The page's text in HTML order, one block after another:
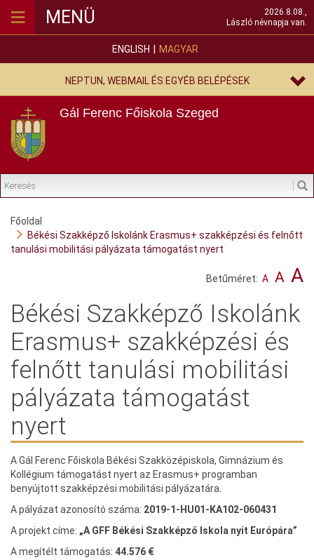
ENGLISH MAGYAR
NEPTUN, WEBMAIL ÉS EGYÉB BELÉPÉSEK
Gál Ferenc Főiskola Szeged
≡ MENÜ
2026.8.08.,
László névnapja van.
Főoldal
Békési Szakképző Iskolánk Erasmus+ szakképzési és felnőtt
tanulási mobilitási pályázata támogatást nyert
Betűméret: A A A
Békési Szakképző Iskolánk
Erasmus+ szakképzési és
felnőtt tanulási mobilitási
pályázata támogatást
nyert
A Gál Ferenc Főiskola Békési Szakközépiskola, Gimnázium és
Kollégium támogatást nyert az Erasmus+ programban
benyújtott szakképzési mobilitási pályázatára.
A pályázat azonosító száma: 2019-1-HU01-KA102-060431
A projekt címe: „A GFF Békési Szakképző Iskola nyit Európára”
A megítélt támogatás: 44.576 €